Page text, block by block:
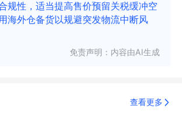
规性，适当提高售价预留关税缓冲空
海外仓备货以规避突发物流中断风
免责声明：内容由AI生成
查看更多